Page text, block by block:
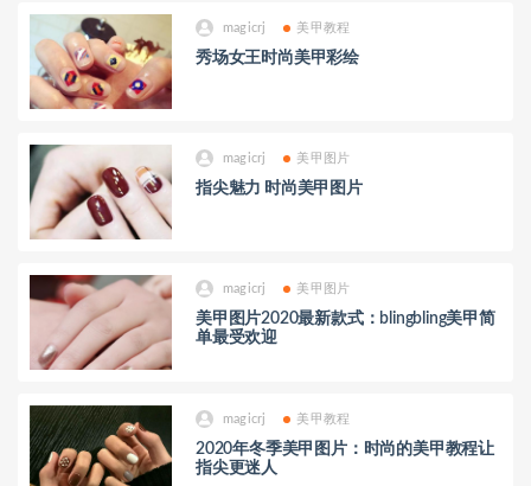
magicrj 美甲教程
秀场女王时尚美甲彩绘
magicrj 美甲图片
指尖魅力 时尚美甲图片
magicrj 美甲图片
美甲图片2020最新款式：blingbling美甲简
单最受欢迎
magicrj 美甲教程
2020年冬季美甲图片：时尚的美甲教程让
指尖更迷人